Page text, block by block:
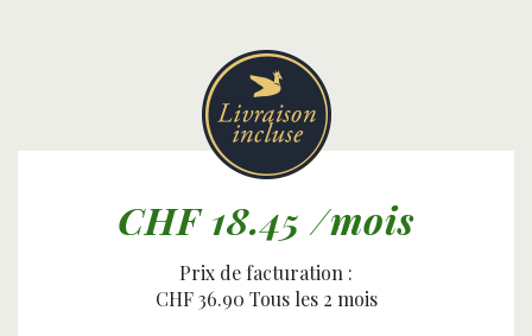
CHF 18.45 /mois
Prix de facturation :
CHF 36.90 Tous les 2 mois